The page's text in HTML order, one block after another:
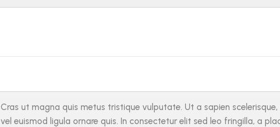
Cras ut magna quis metus tristique vulputate. Ut a sapien
vel euismod ligula ornare quis. In consectetur elit sed leo fringilla, a